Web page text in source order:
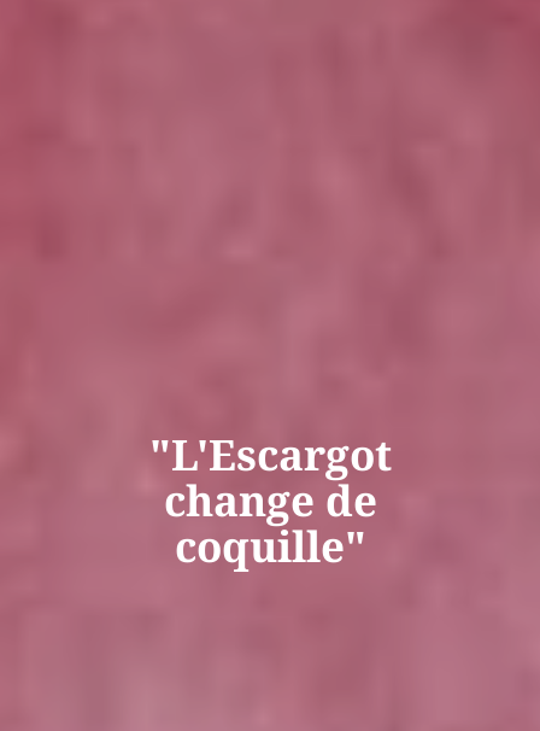
"L'Escargot
change de
coquille"